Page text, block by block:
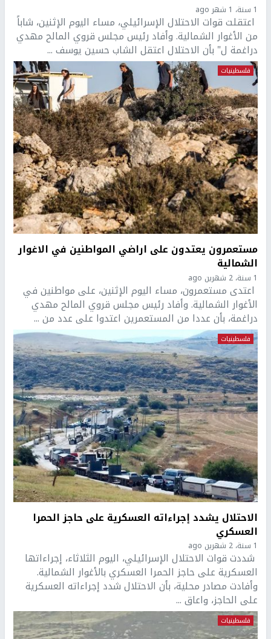
1 سنة، 1 شهر ago
اعتقلت قوات الاحتلال الإسرائيلي، مساء اليوم الإثنين، شاباً
من الأغوار الشمالية. وأفاد رئيس مجلس قروي المالح مهدي
دراغمة ل" بأن الاحتلال اعتقل الشاب حسين يوسف ...
فلسطينيات
مستعمرون يعتدون على اراضي المواطنين في الاغوار
الشمالية
1 سنة، 2 شهرين ago
اعتدى مستعمرون، مساء اليوم الإثنين، على مواطنين في
الأغوار الشمالية. وأفاد رئيس مجلس قروي المالح مهدي
دراغمة، بأن عددا من المستعمرين اعتدوا على عدد من ...
فلسطينيات
الاحتلال يشدد إجراءاته العسكرية على حاجز الحمرا
العسكري
1 سنة، 2 شهرين ago
شددت قوات الاحتلال الإسرائيلي، اليوم الثلاثاء، إجراءاتها
العسكرية على حاجز الحمرا العسكري بالأغوار الشمالية.
وأفادت مصادر محلية، بأن الاحتلال شدد إجراءاته العسكرية
على الحاجز، واعاق ...
فلسطينيات